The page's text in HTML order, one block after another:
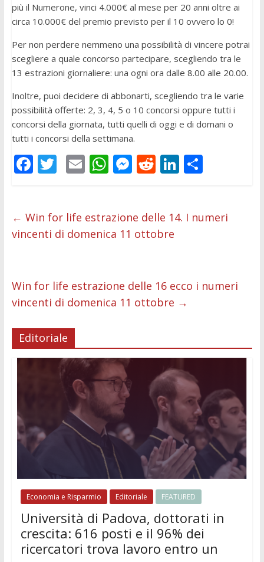
più il Numerone, vinci 4.000€ al mese per 20 anni oltre ai
circa 10.000€ del premio previsto per il 10 ovvero lo 0!
Per non perdere nemmeno una possibilità di vincere potrai
scegliere a quale concorso partecipare, scegliendo tra le
13 estrazioni giornaliere: una ogni ora dalle 8.00 alle 20.00.
Inoltre, puoi decidere di abbonarti, scegliendo tra le varie
possibilità offerte: 2, 3, 4, 5 o 10 concorsi oppure tutti i
concorsi della giornata, tutti quelli di oggi e di domani o
tutti i concorsi della settimana.
F
b
o
k
T
er
E
l
W
s
A
p
M
e
n
er
R
di
t
Li
e
C
di
← Win for life estrazione delle 14. I numeri
vincenti di domenica 11 ottobre
Win for life estrazione delle 16 ecco i numeri
vincenti di domenica 11 ottobre →
Editoriale
Economia e Risparmio Editoriale FEATURED
Università di Padova, dottorati in
crescita: 616 posti e il 96% dei
ricercatori trova lavoro entro un